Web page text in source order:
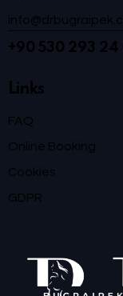
+90 530 293 24
Links
FAQ
Online Booking
Cookies
GDPR